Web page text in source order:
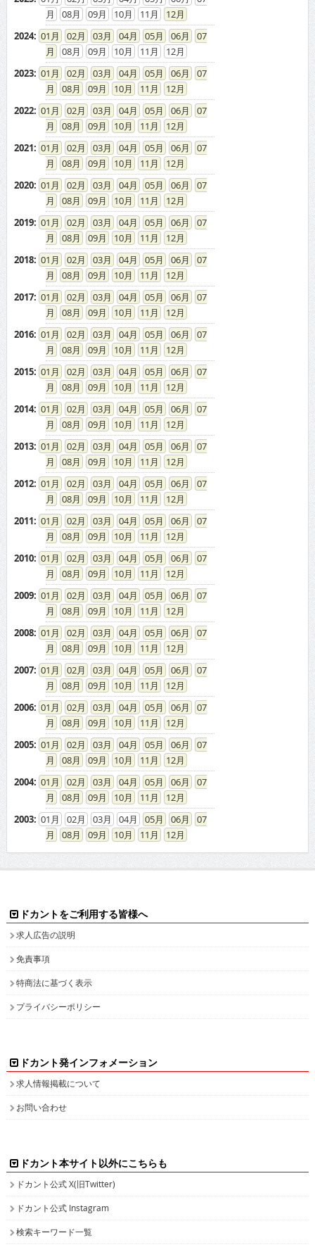
08
09 10 11
12
2024: 01 02 03 04 05 06
07
08
09 10 11
12
2023: 01 02 03 04 05 06
07
08
09 10 11
12
2022: 01 02 03 04 05 06
07
08
09 10 11
12
2021: 01 02 03 04 05 06
07
08
09 10 11
12
2020: 01 02 03 04 05 06
07
08
09 10 11
12
2019: 01 02 03 04 05 06
07
08
09 10 11
12
2018: 01 02 03 04 05 06
07
08
09 10 11
12
2017: 01 02 03 04 05 06
07
08
09 10 11
12
2016: 01 02 03 04 05 06
07
08
09 10 11
12
2015: 01 02 03 04 05 06
07
08
09 10 11
12
2014: 01 02 03 04 05 06
07
08
09 10 11
12
2013: 01 02 03 04 05 06
07
08
09 10 11
12
2012: 01 02 03 04 05 06
07
08
09 10 11
12
2011: 01 02 03 04 05 06
07
08
09 10 11
12
2010: 01 02 03 04 05 06
07
08
09 10 11
12
2009: 01 02 03 04 05 06
07
08
09 10 11
12
2008: 01 02 03 04 05 06
07
08
09 10 11
12
2007: 01 02 03 04 05 06
07
08
09 10 11
12
2006: 01 02 03 04 05 06
07
08
09 10 11
12
2005: 01 02 03 04 05 06
07
08
09 10 11
12
2004: 01 02 03 04 05 06
07
08
09 10 11
12
2003: 01 02 03 04 05 06
07
08
09 10 11 12
ドカントをご利用する皆様へ
求人広告の説明
免責事項
特商法に基づく表示
プライバシーポリシー
ドカント発インフォメーション
求人情報掲載について
お問い合わせ
ドカント本サイト以外にこちらも
ドカント公式 X(旧Twitter)
ドカント公式 Instagram
検索キーワード一覧